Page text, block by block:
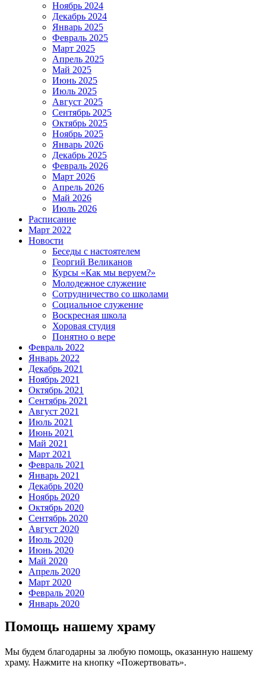
Ноябрь 2024
Декабрь 2024
Январь 2025
Февраль 2025
Март 2025
Апрель 2025
Май 2025
Июнь 2025
Июль 2025
Август 2025
Сентябрь 2025
Октябрь 2025
Ноябрь 2025
Январь 2026
Декабрь 2025
Февраль 2026
Март 2026
Апрель 2026
Май 2026
Июль 2026
Расписание
Март 2022
Новости
Беседы с настоятелем
Георгий Великанов
Курсы «Как мы веруем?»
Молодежное служение
Сотрудничество со школами
Социальное служение
Воскресная школа
Хоровая студия
Понятно о вере
Февраль 2022
Январь 2022
Декабрь 2021
Ноябрь 2021
Октябрь 2021
Сентябрь 2021
Август 2021
Июль 2021
Июнь 2021
Май 2021
Март 2021
Февраль 2021
Январь 2021
Декабрь 2020
Ноябрь 2020
Октябрь 2020
Сентябрь 2020
Август 2020
Июль 2020
Июнь 2020
Май 2020
Апрель 2020
Март 2020
Февраль 2020
Январь 2020
Помощь нашему храму
Мы будем благодарны за любую помощь, оказанную нашему
храму. Нажмите на кнопку «Пожертвовать».